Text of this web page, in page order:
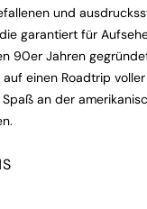
und
garantiert für
90er Jahren
einen Roadtrip voller
an der